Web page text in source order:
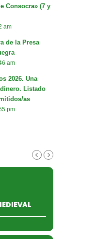
Consocra» (7 y
am
de la Presa
am
2026. Una
Listado
as
pm